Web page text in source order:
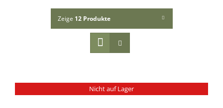
Zeige 12 Produkte
Nicht auf Lager